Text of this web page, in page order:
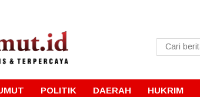
POLITIK DAERAH HUKRIM